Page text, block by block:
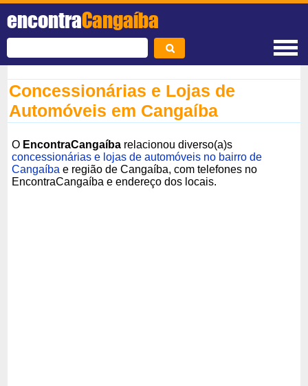
encontraCangaíba
Concessionárias e Lojas de
Automóveis em Cangaíba
O EncontraCangaíba relacionou diverso(a)s
concessionárias e lojas de automóveis no bairro de
Cangaíba e região de Cangaíba, com telefones no
EncontraCangaíba e endereço dos locais.